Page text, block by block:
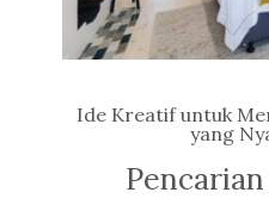
Ide Kreatif untuk
yang